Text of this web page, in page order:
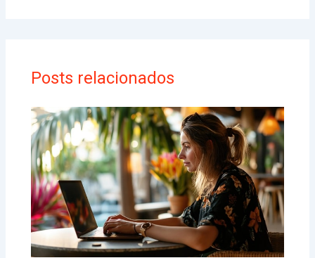
Posts relacionados